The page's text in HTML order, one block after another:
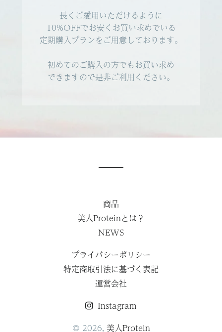
長くご愛用いただけるように
10%OFFでお安くお買い求めでいる
定期購入プランをご用意しております。
初めてのご購入の方でもお買い求め
できますので是非ご利用ください。
商品
美人Proteinとは？
NEWS
プライバシーポリシー
特定商取引法に基づく表記
運営会社
Instagram
© 2026, 美人Protein